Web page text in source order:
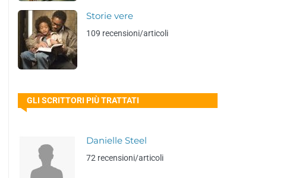
Storie vere
109 recensioni/articoli
GLI SCRITTORI PIÙ TRATTATI
Danielle Steel
72 recensioni/articoli